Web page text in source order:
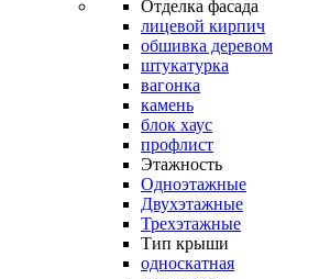
Отделка фасада
лицевой кирпич
обшивка деревом
штукатурка
вагонка
камень
блок хаус
профлист
Этажность
Одноэтажные
Двухэтажные
Трехэтажные
Тип крыши
односкатная